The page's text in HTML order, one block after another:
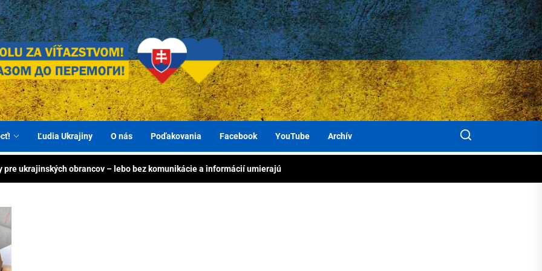
BERKAT
Spoločne
pomáhame
ľuďom
pomáhame ľuďom Ukrajiny
Разом до перемоги!
Ľudia Ukrajiny O nás Poďakovania Facebook YouTube Archív
zachraňujú životy – pomôžme 2× vďaka výrobe priamo na Ukrajine
energiu ukrajinským obrancom: generátory, nabíjacie stanice a powerbanky
víťazstvom: zdravotnícky materiál zachráni životy ukrajinských obrancov
pre ukrajinských obrancov – lebo bez komunikácie a informácií umierajú
zachraňujú životy – pomôžme 2× vďaka výrobe priamo na Ukrajine
energiu ukrajinským obrancom: generátory, nabíjacie stanice a powerbanky